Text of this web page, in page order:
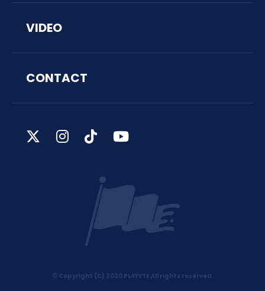
VIDEO
CONTACT
© Copyright (C) 2020 PLAYYTE All rights reserved.